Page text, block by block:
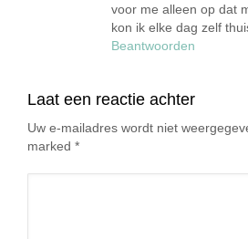
voor me alleen op dat
kon ik elke dag zelf
Beantwoorden
Laat een reactie achter
Uw e-mailadres wordt niet
marked *